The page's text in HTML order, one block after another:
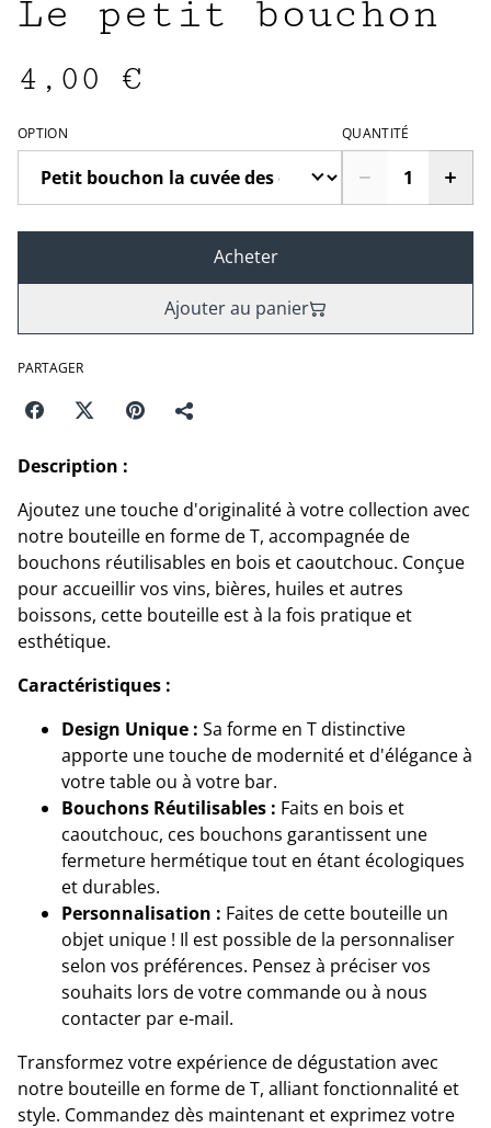
Le petit bouchon
4,00 €
OPTION QUANTITÉ
Acheter
Ajouter au panier
PARTAGER
Description :
Ajoutez une touche d'originalité à votre collection avec
notre bouteille en forme de T, accompagnée de
bouchons réutilisables en bois et caoutchouc. Conçue
pour accueillir vos vins, bières, huiles et autres
boissons, cette bouteille est à la fois pratique et
esthétique.
Caractéristiques :
Design Unique : Sa forme en T distinctive
apporte une touche de modernité et d'élégance à
votre table ou à votre bar.
Bouchons Réutilisables : Faits en bois et
caoutchouc, ces bouchons garantissent une
fermeture hermétique tout en étant écologiques
et durables.
Personnalisation : Faites de cette bouteille un
objet unique ! Il est possible de la personnaliser
selon vos préférences. Pensez à préciser vos
souhaits lors de votre commande ou à nous
contacter par e-mail.
Transformez votre expérience de dégustation avec
notre bouteille en forme de T, alliant fonctionnalité et
style. Commandez dès maintenant et exprimez votre